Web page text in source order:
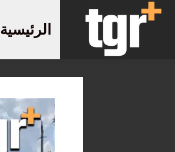
الرئيسية